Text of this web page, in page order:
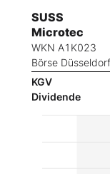
SUSS
Microtec
WKN A1K023
Börse Düsseldorf
KGV
Dividende